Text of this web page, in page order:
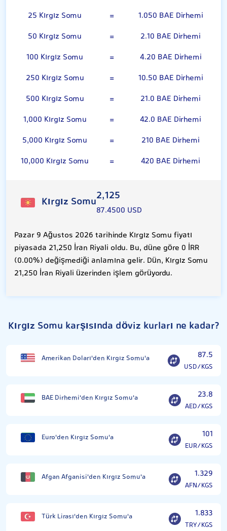
25 Kırgız Somu
=
1.050 BAE Dirhemi
50 Kırgız Somu
=
2.10 BAE Dirhemi
100 Kırgız Somu
=
4.20 BAE Dirhemi
250 Kırgız Somu
=
10.50 BAE Dirhemi
500 Kırgız Somu
=
21.0 BAE Dirhemi
1,000 Kırgız Somu
=
42.0 BAE Dirhemi
5,000 Kırgız Somu
=
210 BAE Dirhemi
10,000 Kırgız Somu
= 420 BAE Dirhemi
Kırgız Somu2,125
87.4500 USD
Pazar 9 Ağustos 2026 tarihinde Kırgız Somu fiyatı
piyasada 21,250 İran Riyali oldu. Bu, düne göre 0 İRR
(0.00%) değişmediği anlamına gelir. Dün, Kırgız Somu
21,250 İran Riyali üzerinden işlem görüyordu.
Kırgız Somu karşısında döviz kurları ne kadar?
Amerikan Doları'den Kırgız Somu'a 87.5
USD/KGS
BAE Dirhemi'den Kırgız Somu'a 23.8
AED/KGS
Euro'den Kırgız Somu'a 101
EUR/KGS
Afgan Afganisi'den Kırgız Somu'a 1.329
AFN/KGS
Türk Lirası'den Kırgız Somu'a 1.833
TRY/KGS